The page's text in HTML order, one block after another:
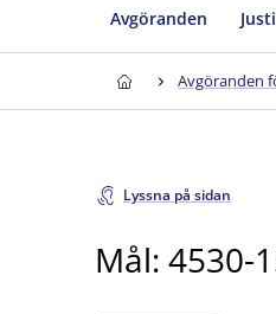
Avgöranden
Avgöranden
Lyssna på sidan
Mål: 4530-